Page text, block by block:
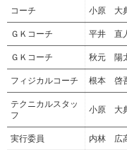
コーチ 小原 大
ＧＫコーチ 平井 直
ＧＫコーチ 秋元 陽
フィジカルコーチ 根本 啓
テクニカルスタッ
フ
小原 大
実行委員 内林 広